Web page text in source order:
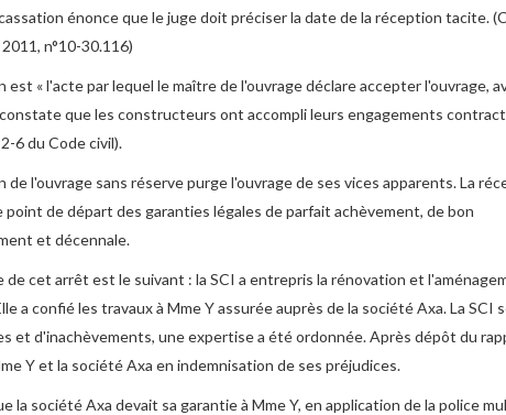
énonce que le juge doit préciser la date de la réception tacite.
n°10-30.116)
est « l'acte par lequel le maître de l'ouvrage déclare accepter l'ouvrage,
que les constructeurs ont accompli leurs engagements
6 du Code civil).
de l'ouvrage sans réserve purge l'ouvrage de ses vices apparents. La
de départ des garanties légales de parfait achèvement, de bon
et décennale.
de cet arrêt est le suivant : la SCI a entrepris la rénovation et
a confié les travaux à Mme Y assurée auprès de la société Axa. La SCI
et d'inachèvements, une expertise a été ordonnée. Après dépôt du
Y et la société Axa en indemnisation de ses préjudices.
la société Axa devait sa garantie à Mme Y, en application de la police